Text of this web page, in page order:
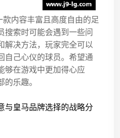
内容丰富且高度自由的足
搜索时可能会遇到一些问
解决方法，玩家完全可以
自己心仪的球员。希望通
够在游戏中更加得心应
乐趣。
与皇马品牌选择的战略分